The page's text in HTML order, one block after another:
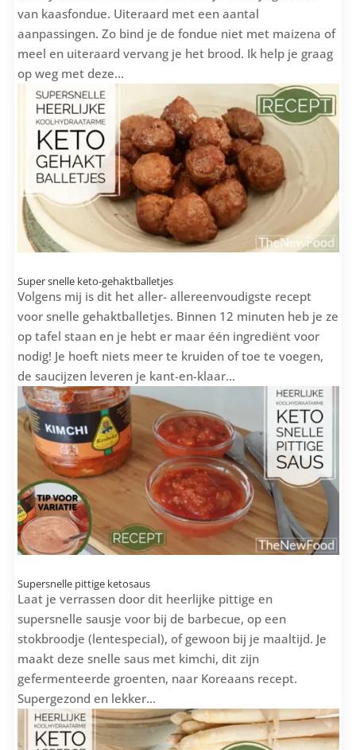
van kaasfondue. Uiteraard met een aantal
aanpassingen. Zo bind je de fondue niet met maizena of
meel en uiteraard vervang je het brood. Ik help je graag
op weg met deze...
Super snelle keto-gehaktballetjes
Volgens mij is dit het aller- allereenvoudigste recept
voor snelle gehaktballetjes. Binnen 12 minuten heb je ze
op tafel staan en je hebt er maar één ingrediënt voor
nodig! Je hoeft niets meer te kruiden of toe te voegen,
de saucijzen leveren je kant-en-klaar...
Supersnelle pittige ketosaus
Laat je verrassen door dit heerlijke pittige en
supersnelle sausje voor bij de barbecue, op een
stokbroodje (lentespecial), of gewoon bij je maaltijd. Je
maakt deze snelle saus met kimchi, dit zijn
gefermenteerde groenten, naar Koreaans recept.
Supergezond en lekker...